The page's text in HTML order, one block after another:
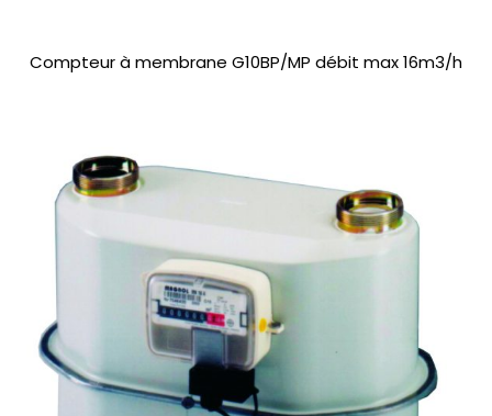
Compteur à membrane G10BP/MP débit max 16m3/h